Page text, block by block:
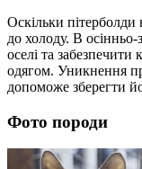
Оскільки
до холоду. В
оселі та
одягом. Уникнення
допоможе зберегти
Фото породи